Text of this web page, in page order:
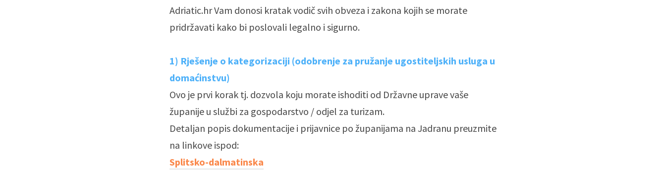
Adriatic.hr Vam donosi kratak vodič svih obveza i zakona kojih se morate
pridržavati kako bi poslovali legalno i sigurno.
1) Rješenje o kategorizaciji (odobrenje za pružanje ugostiteljskih usluga u
domaćinstvu)
Ovo je prvi korak tj. dozvola koju morate ishoditi od Državne uprave vaše
županije u službi za gospodarstvo / odjel za turizam.
Detaljan popis dokumentacije i prijavnice po županijama na Jadranu preuzmite
na linkove ispod:
Splitsko-dalmatinska